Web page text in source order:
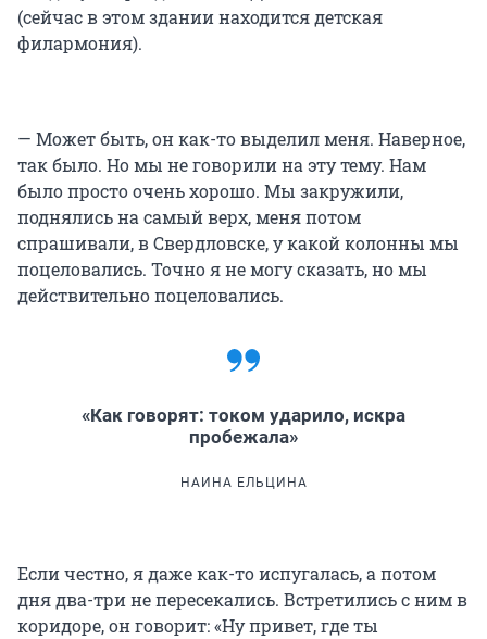
(сейчас в этом здании находится детская
филармония).
— Может быть, он как-то выделил меня. Наверное,
так было. Но мы не говорили на эту тему. Нам
было просто очень хорошо. Мы закружили,
поднялись на самый верх, меня потом
спрашивали, в Свердловске, у какой колонны мы
поцеловались. Точно я не могу сказать, но мы
действительно поцеловались.
«Как говорят: током ударило, искра
пробежала»
НАИНА ЕЛЬЦИНА
Если честно, я даже как-то испугалась, а потом
дня два-три не пересекались. Встретились с ним в
коридоре, он говорит: «Ну привет, где ты